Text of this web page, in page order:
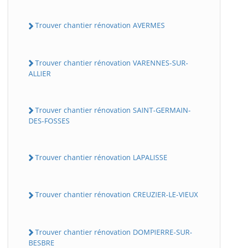
Trouver chantier rénovation AVERMES
Trouver chantier rénovation VARENNES-SUR-
ALLIER
Trouver chantier rénovation SAINT-GERMAIN-
DES-FOSSES
Trouver chantier rénovation LAPALISSE
Trouver chantier rénovation CREUZIER-LE-VIEUX
Trouver chantier rénovation DOMPIERRE-SUR-
BESBRE